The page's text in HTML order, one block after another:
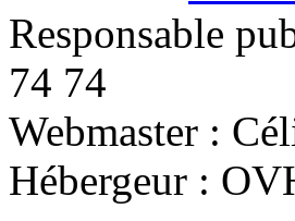
Responsable
74 74
Webmaster :
Hébergeur :